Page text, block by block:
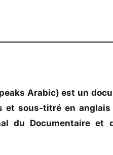
Arabic) est un
et sous-titré en
du Documentaire et